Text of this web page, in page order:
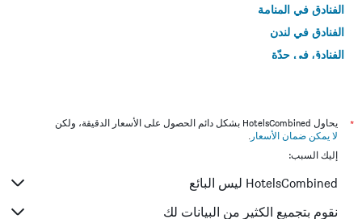
الفنادق في المنامة
الفنادق في لندن
الفنادق في جدّة
*
يحاول HotelsCombined بشكل دائم الحصول على الأسعار الدقيقة، ولكن
لا يمكن ضمان الأسعار .
إليك السبب:
HotelsCombined ليس البائع
نقوم بتجميع الكثير من البيانات لك